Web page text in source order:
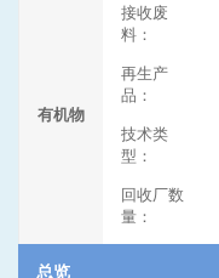
有机物
接收废
料：
再生产
品：
技术类
型：
回收厂数
量：
总览